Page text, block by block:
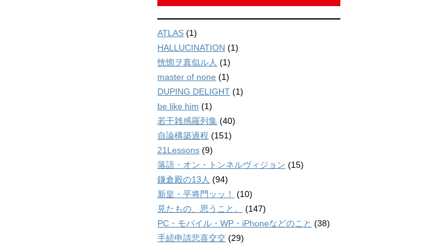
ATLAS (1)
HALLUCINATION (1)
恍惚ヲ真似ル人 (1)
master of none (1)
DUPING DELIGHT (1)
be like him (1)
若干雑感羅列集 (40)
自論構築過程 (151)
21Lessons (9)
落語・オン・トンネルヴィジョン (15)
鎌倉殿の13人 (94)
新皇・平将門ッッ！
(10)
見たもの、思うこと。
(147)
PC・モバイル・WP・iPhoneなどのこと (38)
手続申請悲喜交交 (29)